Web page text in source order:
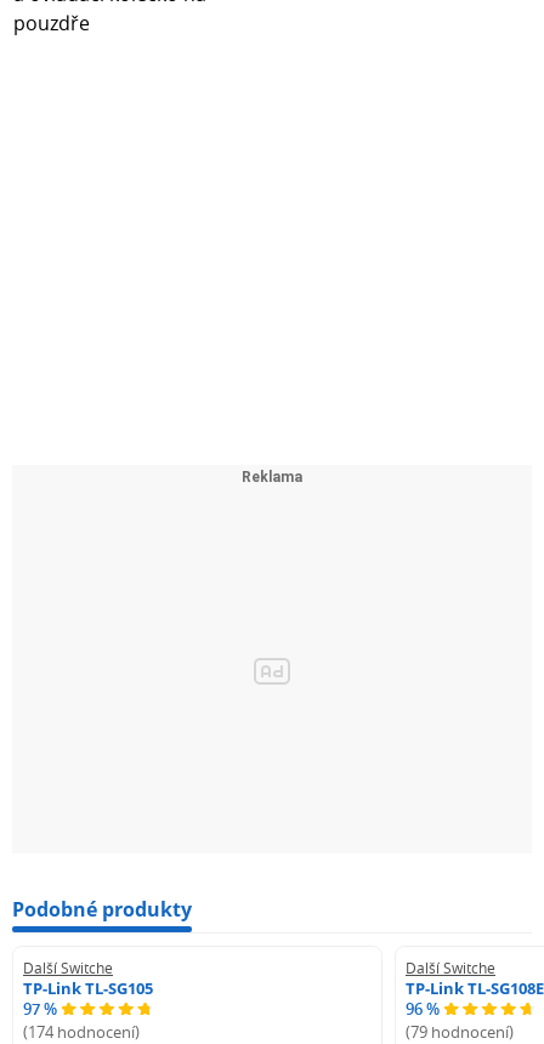
Podobné produkty
Další Switche
TP-Link TL-SG105
97 %
(174 hodnocení)
Další Switche
TP-Link TL-SG108E
96 %
(79 hodnocení)